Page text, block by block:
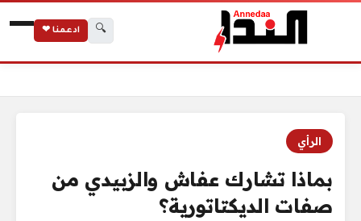
🔍 ادعمنا ❤
الرأي
بماذا تشارك عفاش والزبيدي من
صفات الديكتاتورية؟